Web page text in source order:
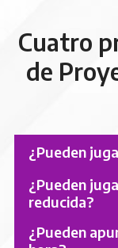
Cuatro
de
¿Pueden
¿Pueden
reducida?
¿Pueden